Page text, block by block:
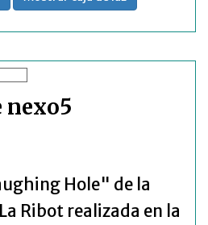
nexo5
Hole" de la
Ribot realizada en la